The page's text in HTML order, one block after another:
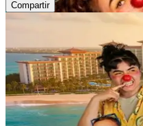
Compartir